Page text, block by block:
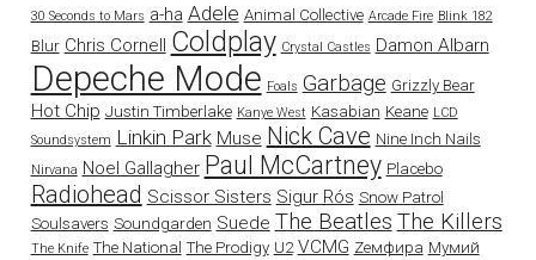
30 Seconds to Mars a-ha Adele Animal Collective Arcade Fire Blink 182
Blur Chris Cornell Coldplay Crystal Castles Damon Albarn
Depeche Mode Foals Garbage Grizzly Bear
Hot Chip Justin Timberlake Kanye West Kasabian Keane LCD
Soundsystem Linkin Park Muse Nick Cave Nine Inch Nails
Nirvana Noel Gallagher Paul McCartney Placebo
Radiohead Scissor Sisters Sigur Rós Snow Patrol
Soulsavers Soundgarden Suede The Beatles The Killers
The Knife The National The Prodigy U2 VCMG Zемфира Мумий